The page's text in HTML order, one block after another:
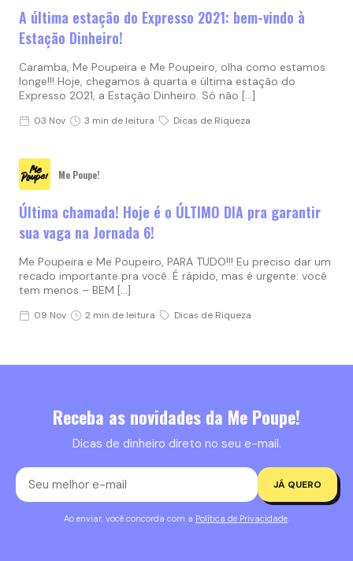
A última estação do Expresso 2021: bem-vindo à
Estação Dinheiro!
Caramba, Me Poupeira e Me Poupeiro, olha como estamos
longe!!! Hoje, chegamos à quarta e última estação do
Expresso 2021, a Estação Dinheiro. Só não […]
03 Nov 3 min de leitura Dicas de Riqueza
Me Poupe!
Última chamada! Hoje é o ÚLTIMO DIA pra garantir
sua vaga na Jornada 6!
Me Poupeira e Me Poupeiro, PARA TUDO!!! Eu preciso dar um
recado importante pra você. É rápido, mas é urgente: você
tem menos – BEM […]
09 Nov 2 min de leitura Dicas de Riqueza
Receba as novidades da Me Poupe!
Dicas de dinheiro direto no seu e-mail.
JÁ QUERO
Ao enviar, você concorda com a Política de Privacidade.